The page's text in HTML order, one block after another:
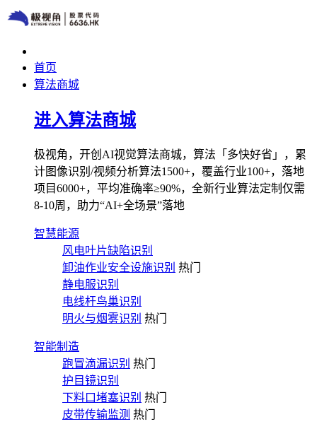
首页
算法商城
进入算法商城
极视角，开创AI视觉算法商城，算法「多快好省」，累
计图像识别/视频分析算法1500+，覆盖行业100+，落地
项目6000+，平均准确率≥90%，全新行业算法定制仅需
8-10周，助力“AI+全场景”落地
智慧能源
风电叶片缺陷识别
卸油作业安全设施识别 热门
静电服识别
电线杆鸟巢识别
明火与烟雾识别 热门
智能制造
跑冒滴漏识别 热门
护目镜识别
下料口堵塞识别 热门
皮带传输监测 热门